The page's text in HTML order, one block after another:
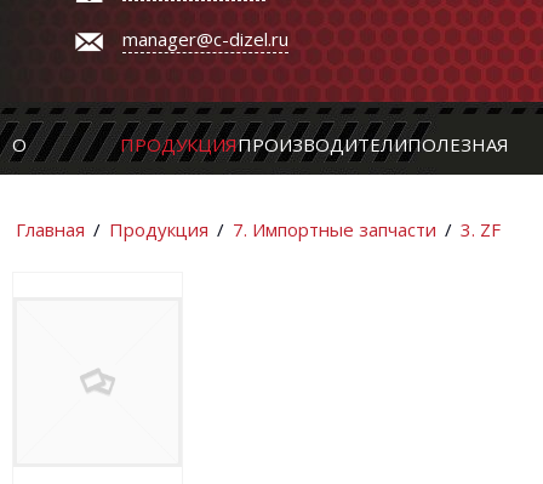
manager@c-dizel.ru
О ПРОДУКЦИЯПРОИЗВОДИТЕЛИПОЛЕЗНАЯ
Главная / Продукция / 7. Импортные запчасти / 3. ZF